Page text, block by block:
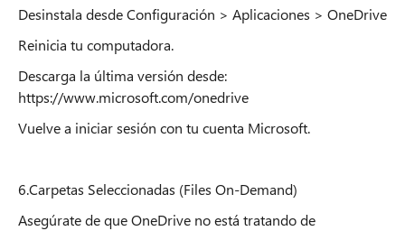
Desinstala desde Configuración > Aplicaciones > OneDrive
Reinicia tu computadora.
Descarga la última versión desde:
https://www.microsoft.com/onedrive
Vuelve a iniciar sesión con tu cuenta Microsoft.
6.Carpetas Seleccionadas (Files On-Demand)
Asegúrate de que OneDrive no está tratando de